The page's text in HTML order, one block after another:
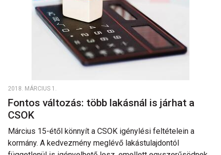
2018. MÁRCIUS 1.
Fontos változás: több lakásnál is járhat a
CSOK
Március 15-étől könnyít a CSOK igénylési feltételein a
kormány. A kedvezmény meglévő lakástulajdontól